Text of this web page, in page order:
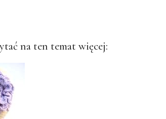
na ten temat więcej: